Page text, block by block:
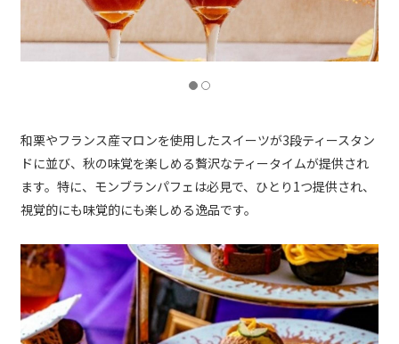
和栗やフランス産マロンを使用したスイーツが3段ティースタン
ドに並び、秋の味覚を楽しめる贅沢なティータイムが提供され
ます。特に、モンブランパフェは必見で、ひとり1つ提供され、
視覚的にも味覚的にも楽しめる逸品です。